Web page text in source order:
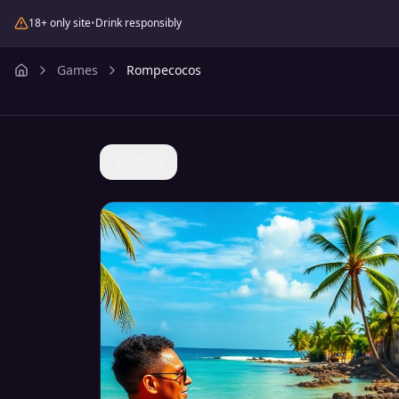
18+ only site•Drink responsibly
Games Rompecocos